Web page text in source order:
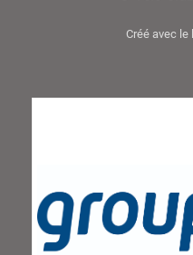
Créé avec